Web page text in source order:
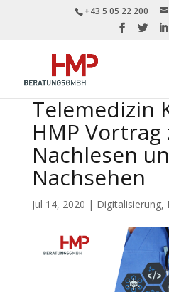
+43 5 05 22 200
Telemedizin
HMP Vortrag
Nachlesen
Nachsehen
Jul 14, 2020 | Digitalisierung,